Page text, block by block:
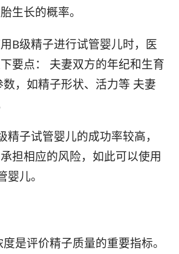
生长的概率。
B级精子进行试管婴儿时，医
要点： 夫妻双方的年纪和生育
，如精子形状、活力等 夫妻
精子试管婴儿的成功率较高，
担相应的风险，如此可以使用
儿。
是评价精子质量的重要指标。